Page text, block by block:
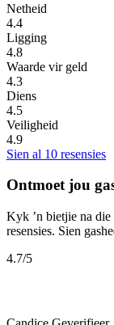
Netheid
4.4
Ligging
4.8
Waarde vir geld
4.3
Diens
4.5
Veiligheid
4.9
Sien al 10 resensies
Ontmoet jou
Kyk ’n bietjie na die
resensies. Sien
4.7/5